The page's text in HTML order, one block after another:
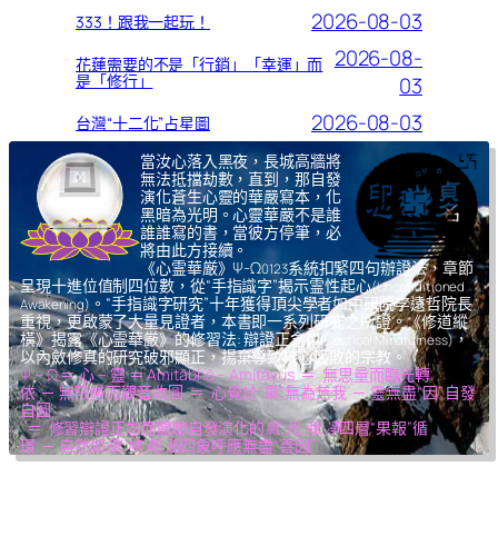
333！跟我一起玩！ 2026-08-03
花蓮需要的不是「行銷」「幸運」而
是「修行」
2026-08-
03
台灣“十二化”占星圖 2026-08-03
當汝心落入黑夜，長城高牆將
無法抵擋劫數，直到，那自發
演化蒼生心靈的華嚴寫本，化
黑暗為光明。心靈華嚴不是誰
誰誰寫的書，當彼方停筆，必
將由此方接續。
《心霊華厳》Ψ-Ω0123系統扣緊四句辦證法，章節
呈現十進位值制四位數，從“手指識字”揭示霊性起心(Unconditioned
Awakening) 。“手指識字研究”十年獲得頂尖學者如中研院李遠哲院長
重視，更啟蒙了大量見證者，本書即一系列研究之所證。《修道縱
橫》揭露《心霊華厳》的修習法: 辯證正念(Dialectical Mindfulness)，
以內斂修真的研究破邪顯正，揚棄導致核心腐敗的宗教。
Ψ – Ω ＝ 心 – 靈 ＝ Amitābhā – Amitāyus ＝ 無思量而臨光轉
依 ─ 無限量而觀音收圓 ＝ 心覺於“果”,無為無我 ─ 靈無盡“因”,自發
自圓
＝ 修習辯證正念而體驗自發演化的氣,光,我,凈四層“果報”循
環 ─ 自然如復,坤,乾,逅四象呼應無盡“善因”